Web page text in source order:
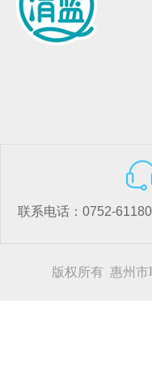
联系电话：0752-
版权所有 惠州市